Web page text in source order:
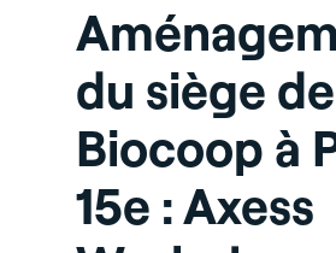
du siège de
Biocoop à
15e : Axess